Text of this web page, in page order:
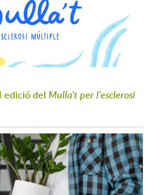
edició del Mulla't per l'esclerosi